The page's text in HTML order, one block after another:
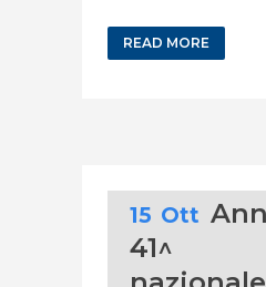
READ MORE
15 Ott
41^